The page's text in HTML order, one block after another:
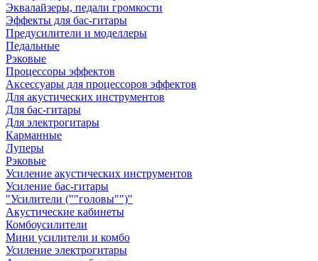
Эквалайзеры, педали громкости
Эффекты для бас-гитары
Предусилители и моделлеры
Педальные
Рэковые
Процессоры эффектов
Аксессуары для процессоров эффектов
Для акустических инструментов
Для бас-гитары
Для электрогитары
Карманные
Луперы
Рэковые
Усиление акустических инструментов
Усиление бас-гитары
"Усилители (""головы"")"
Акустические кабинеты
Комбоусилители
Мини усилители и комбо
Усиление электрогитары